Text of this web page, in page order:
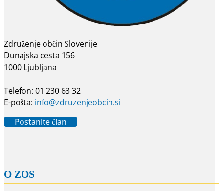
Združenje občin Slovenije
Dunajska cesta 156
1000 Ljubljana
Telefon: 01 230 63 32
E-pošta: info@zdruzenjeobcin.si
Postanite član
O ZOS